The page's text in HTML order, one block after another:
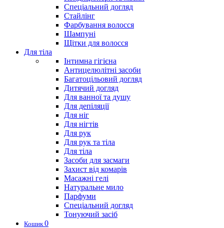
Спеціальний догляд
Стайлінг
Фарбування волосся
Шампуні
Щітки для волосся
Для тіла
Інтимна гігієна
Антицелюлітні засоби
Багатоцільовий догляд
Дитячий догляд
Для ванної та душу
Для депіляції
Для ніг
Для нігтів
Для рук
Для рук та тіла
Для тіла
Засоби для засмаги
Захист від комарів
Масажні гелі
Натуральне мило
Парфуми
Спеціальний догляд
Тонуючий засіб
Кошик 0